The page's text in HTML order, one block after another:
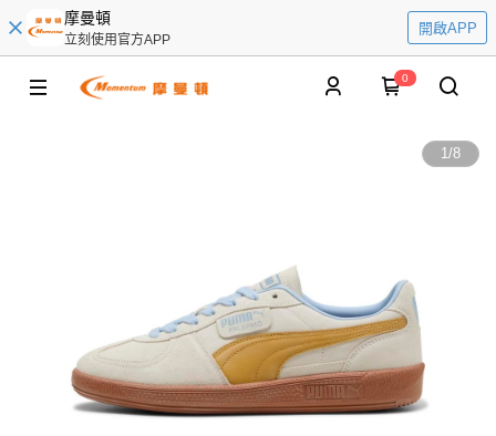
摩曼頓
立刻使用官方APP
開啟APP
0
1/8